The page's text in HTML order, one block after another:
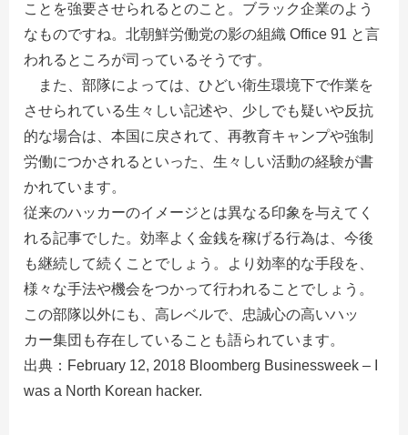
ことを強要させられるとのこと。ブラック企業のよう
なものですね。北朝鮮労働党の影の組織 Office 91 と言
われるところが司っているそうです。
また、部隊によっては、ひどい衛生環境下で作業を
させられている生々しい記述や、少しでも疑いや反抗
的な場合は、本国に戻されて、再教育キャンプや強制
労働につかされるといった、生々しい活動の経験が書
かれています。
従来のハッカーのイメージとは異なる印象を与えてく
れる記事でした。効率よく金銭を稼げる行為は、今後
も継続して続くことでしょう。より効率的な手段を、
様々な手法や機会をつかって行われることでしょう。
この部隊以外にも、高レベルで、忠誠心の高いハッ
カー集団も存在していることも語られています。
出典：February 12, 2018 Bloomberg Businessweek – I
was a North Korean hacker.